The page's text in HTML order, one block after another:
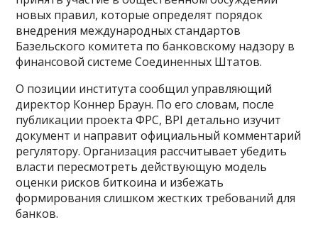
новых правил, которые определят порядок
внедрения международных стандартов
Базельского комитета по банковскому надзору в
финансовой системе Соединенных Штатов.
О позиции института сообщил управляющий
директор Коннер Браун. По его словам, после
публикации проекта ФРС, BPI детально изучит
документ и направит официальный комментарий
регулятору. Организация рассчитывает убедить
власти пересмотреть действующую модель
оценки рисков биткоина и избежать
формирования слишком жестких требований для
банков.